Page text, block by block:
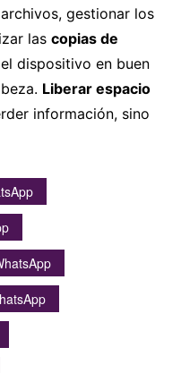
gestionar los
las copias de
dispositivo en buen
Liberar espacio
información, sino